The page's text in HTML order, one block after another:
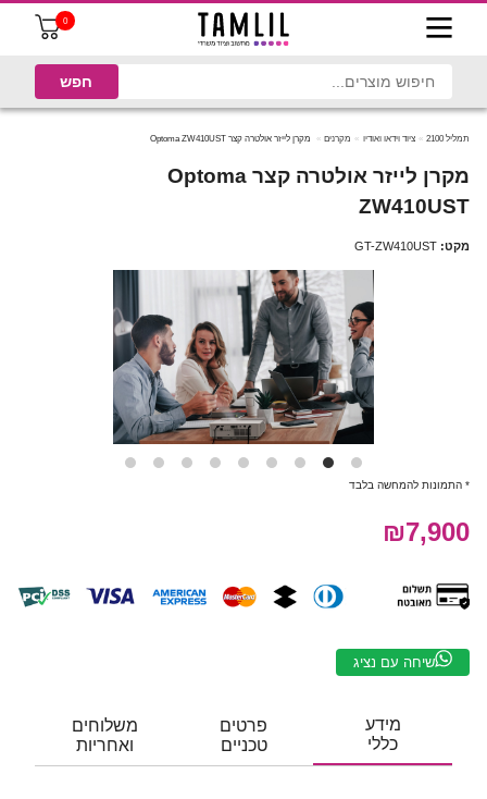
0
תמליל 2100 ציוד וידאו ואודיו מקרנים מקרן לייזר אולטרה קצר Optoma ZW410UST
מקרן לייזר אולטרה קצר Optoma
ZW410UST
מקט: GT-ZW410UST
* התמונות להמחשה בלבד
₪7,900
שיחה עם נציג
מידע
כללי
פרטים
טכניים
משלוחים
ואחריות